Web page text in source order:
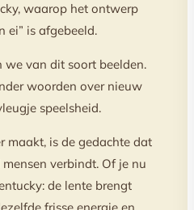
waarop het ontwerp
ei” is afgebeeld.
van dit soort beelden.
woorden over nieuw
speelsheid.
maakt, is de gedachte dat
verbindt. Of je nu
de lente brengt